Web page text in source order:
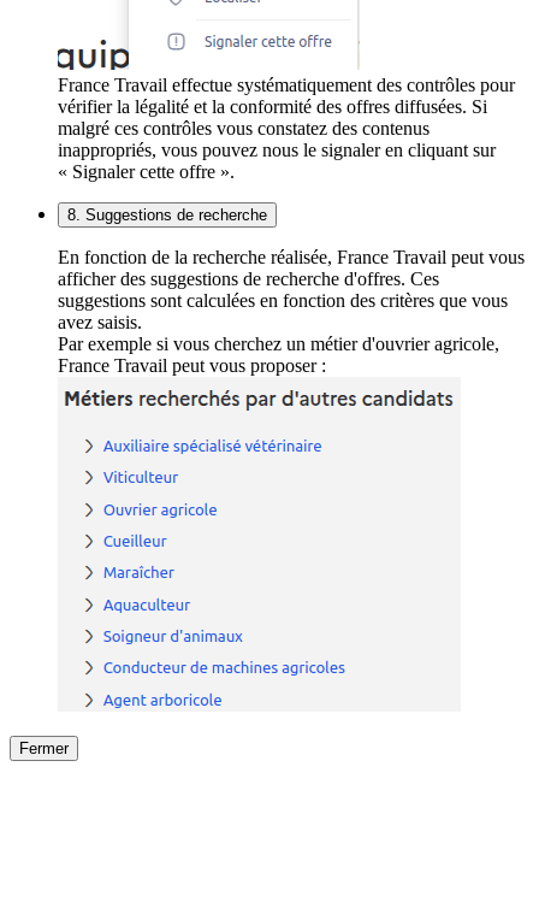
France Travail effectue systématiquement des contrôles pour
vérifier la légalité et la conformité des offres diffusées. Si
malgré ces contrôles vous constatez des contenus
inappropriés, vous pouvez nous le signaler en cliquant sur
« Signaler cette offre ».
8. Suggestions de recherche
En fonction de la recherche réalisée, France Travail peut vous
afficher des suggestions de recherche d'offres. Ces
suggestions sont calculées en fonction des critères que vous
avez saisis.
Par exemple si vous cherchez un métier d'ouvrier agricole,
France Travail peut vous proposer :
Fermer